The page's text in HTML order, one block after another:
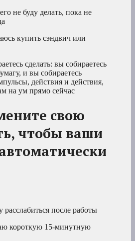
не буду делать, пока не
купить сэндвич или
сделать: вы собираетесь
и вы собираетесь
действия и действия,
на ум прямо сейчас
свою
чтобы ваши
после работы
короткую 15-минутную